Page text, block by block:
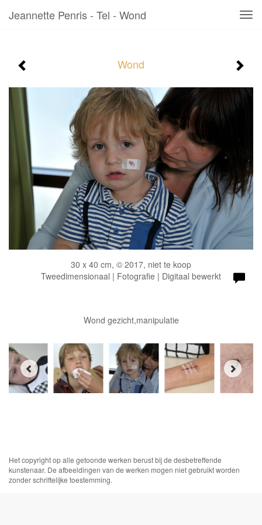
Jeannette Penris - Tel - Wond
Wond
30 x 40 cm, © 2017, niet te koop
Tweedimensionaal | Fotografie | Digitaal bewerkt
Wond gezicht,manipulatie
Het copyright op alle getoonde werken berust bij de desbetreffende
kunstenaar. De afbeeldingen van de werken mogen niet gebruikt worden
zonder schriftelijke toestemming.